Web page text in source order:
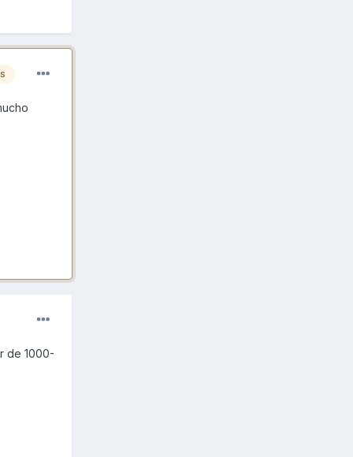
de 1000-